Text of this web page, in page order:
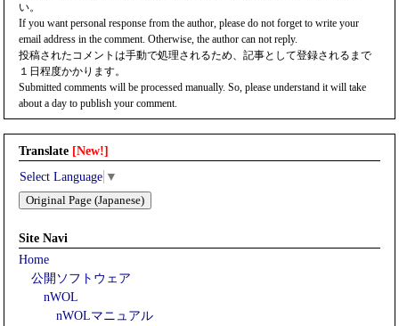
い。
If you want personal response from the author, please do not forget to write your
email address in the comment. Otherwise, the author can not reply.
投稿されたコメントは手動で処理されるため、記事として登録されるまで
１日程度かかります。
Submitted comments will be processed manually. So, please understand it will take
about a day to publish your comment.
Translate [New!]
Select Language ▼
Original Page (Japanese)
Site Navi
Home
公開ソフトウェア
nWOL
nWOLマニュアル